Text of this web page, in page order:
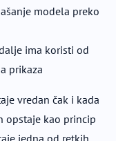
modela preko
ima koristi od
prikaza
vredan čak i kada
opstaje kao princip